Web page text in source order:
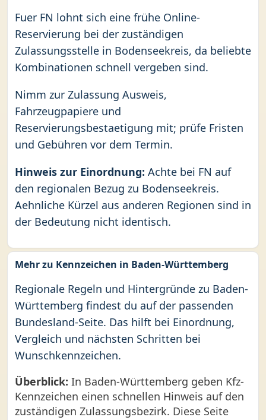
Fuer FN lohnt sich eine frühe Online-
Reservierung bei der zuständigen
Zulassungsstelle in Bodenseekreis, da beliebte
Kombinationen schnell vergeben sind.
Nimm zur Zulassung Ausweis,
Fahrzeugpapiere und
Reservierungsbestaetigung mit; prüfe Fristen
und Gebühren vor dem Termin.
Hinweis zur Einordnung: Achte bei FN auf
den regionalen Bezug zu Bodenseekreis.
Aehnliche Kürzel aus anderen Regionen sind in
der Bedeutung nicht identisch.
Mehr zu Kennzeichen in Baden-Württemberg
Regionale Regeln und Hintergründe zu Baden-
Württemberg findest du auf der passenden
Bundesland-Seite. Das hilft bei Einordnung,
Vergleich und nächsten Schritten bei
Wunschkennzeichen.
Überblick: In Baden-Württemberg geben Kfz-
Kennzeichen einen schnellen Hinweis auf den
zuständigen Zulassungsbezirk. Diese Seite